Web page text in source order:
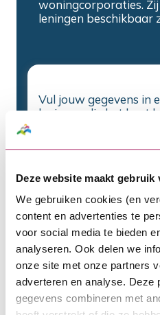
Deze website maakt gebruik
We gebruiken cookies (en
content en advertenties te
voor social media te bieden
analyseren. Ook delen we
onze site met onze partners
adverteren en analyse. Deze
gegevens combineren met